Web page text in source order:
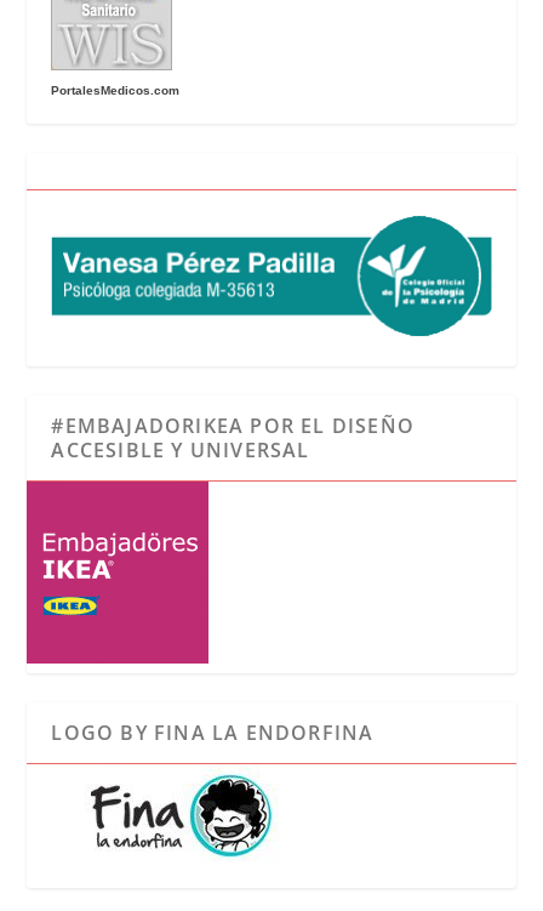
PortalesMedicos.com
#EMBAJADORIKEA POR EL DISEÑO
ACCESIBLE Y UNIVERSAL
LOGO BY FINA LA ENDORFINA